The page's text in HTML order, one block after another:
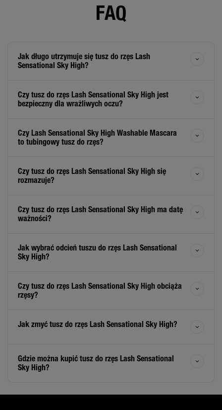
FAQ
Jak długo utrzymuje się tusz do rzęs Lash
Sensational Sky High?
Czy tusz do rzęs Lash Sensational Sky High jest
bezpieczny dla wrażliwych oczu?
Czy Lash Sensational Sky High Washable Mascara
to tubingowy tusz do rzęs?
Czy tusz do rzęs Lash Sensational Sky High się
rozmazuje?
Czy tusz do rzęs Lash Sensational Sky High ma datę
ważności?
Jak wybrać odcień tuszu do rzęs Lash Sensational
Sky High?
Czy tusz do rzęs Lash Sensational Sky High obciąża
rzęsy?
Jak zmyć tusz do rzęs Lash Sensational Sky High?
Gdzie można kupić tusz do rzęs Lash Sensational
Sky High?